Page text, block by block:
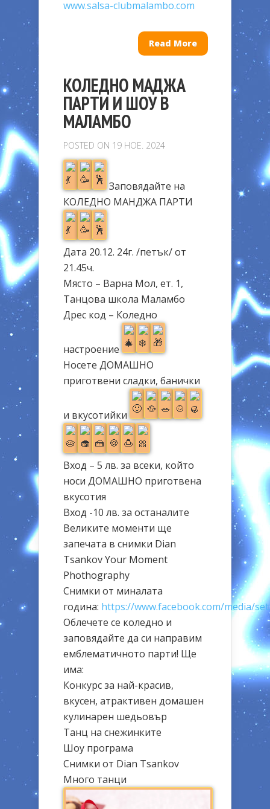
www.salsa-clubmalambo.com
Read More
КОЛЕДНО МАДЖА
ПАРТИ И ШОУ В
МАЛАМБО
POSTED ON 19 НОЕ. 2024
Заповядайте на
КОЛЕДНО МАНДЖА ПАРТИ
Дата 20.12. 24г. /петък/ от
21.45ч.
Място – Варна Мол, ет. 1,
Танцова школа Маламбо
Дрес код – Коледно
настроение
Носете ДОМАШНО
приготвени сладки, банички
и вкусотийки
Вход – 5 лв. за всеки, който
носи ДОМАШНО приготвена
вкусотия
Вход -10 лв. за останалите
Великите моменти ще
запечата в снимки Dian
Tsankov Your Moment
Phothography
Снимки от миналата
година: https://www.facebook.com/media/
Облечете се коледно и
заповядайте да си направим
емблематичното парти! Ще
има:
Конкурс за най-красив,
вкусен, атрактивен домашен
кулинарен шедьовър
Танц на снежинките
Шоу програма
Снимки от Dian Tsankov
Много танци